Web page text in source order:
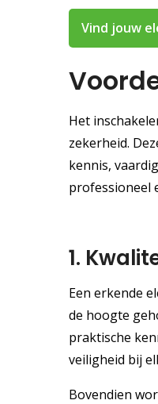
Vind jouw
Het
zekerheid.
kennis,
professioneel
1.
Een erkende
de hoogte
praktische
veiligheid bij
Bovendien